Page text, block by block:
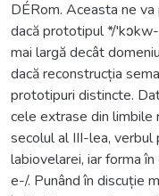
DÉRom. Aceasta ne
dacă prototipul */
mai largă decât
dacă reconstrucția
prototipuri distincte.
cele extrase din limbile
secolul al III-lea, verbul
labiovelarei, iar forma
e-/. Punând în discuție